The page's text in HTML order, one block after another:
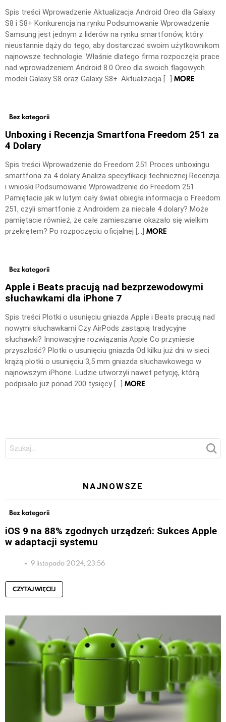
Spis treści Wprowadzenie Aktualizacja Android Oreo dla Galaxy
S8 i S8+ Konkurencja na rynku Podsumowanie Wprowadzenie
Samsung jest jednym z liderów na rynku smartfonów, który
nieustannie dąży do tego, aby dostarczać swoim użytkownikom
najnowsze technologie. Właśnie dlatego firma rozpoczęła prace
nad wprowadzeniem Android 8.0 Oreo dla swoich flagowych
modeli Galaxy S8 oraz Galaxy S8+. Aktualizacja […] MORE
Bez kategorii
Unboxing i Recenzja Smartfona Freedom 251 za
4 Dolary
Spis treści Wprowadzenie do Freedom 251 Proces unboxingu
smartfona za 4 dolary Analiza specyfikacji technicznej Recenzja
i wnioski Podsumowanie Wprowadzenie do Freedom 251
Pamiętacie jak w lutym cały świat obiegła informacja o Freedom
251, czyli smartfonie z Androidem za niecałe 4 dolary? Może
pamiętacie również, że całe zamieszanie okazało się wielkim
przekrętem? Po rozpoczęciu oficjalnej […] MORE
Bez kategorii
Apple i Beats pracują nad bezprzewodowymi
słuchawkami dla iPhone 7
Spis treści Plotki o usunięciu gniazda Apple i Beats pracują nad
nowymi słuchawkami Czy AirPods zastąpią tradycyjne
słuchawki? Innowacyjne rozwiązania Apple Co przyniesie
przyszłość? Plotki o usunięciu gniazda Od kilku już dni w sieci
krążą plotki o usunięciu 3,5 mm gniazda słuchawkowego w
najnowszym iPhone. Ludzie utworzyli nawet petycję, którą
podpisało już ponad 200 tysięcy […] MORE
NAJNOWSZE
Bez kategorii
iOS 9 na 88% zgodnych urządzeń: Sukces Apple
w adaptacji systemu
9 listopada 2024, 23:56
CZYTAJ WIĘCEJ